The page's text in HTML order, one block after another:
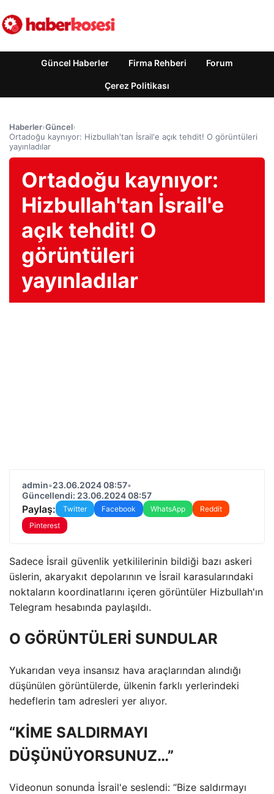
Güncel Haberler Firma Rehberi Forum
Çerez Politikası
Haberler›Güncel›
Ortadoğu kaynıyor: Hizbullah'tan İsrail'e açık tehdit! O görüntüleri
yayınladılar
Ortadoğu kaynıyor:
Hizbullah'tan İsrail'e
açık tehdit! O
görüntüleri
yayınladılar
admin•23.06.2024 08:57•
Güncellendi: 23.06.2024 08:57
Paylaş: Twitter Facebook WhatsApp
Reddit
Pinterest
Sadece İsrail güvenlik yetkililerinin bildiği bazı askeri
üslerin, akaryakıt depolarının ve İsrail karasularındaki
noktaların koordinatlarını içeren görüntüler Hizbullah'ın
Telegram hesabında paylaşıldı.
O GÖRÜNTÜLERİ SUNDULAR
Yukarıdan veya insansız hava araçlarından alındığı
düşünülen görüntülerde, ülkenin farklı yerlerindeki
hedeflerin tam adresleri yer alıyor.
“KİME SALDIRMAYI
DÜŞÜNÜYORSUNUZ…”
Videonun sonunda İsrail'e seslendi: “Bize saldırmayı